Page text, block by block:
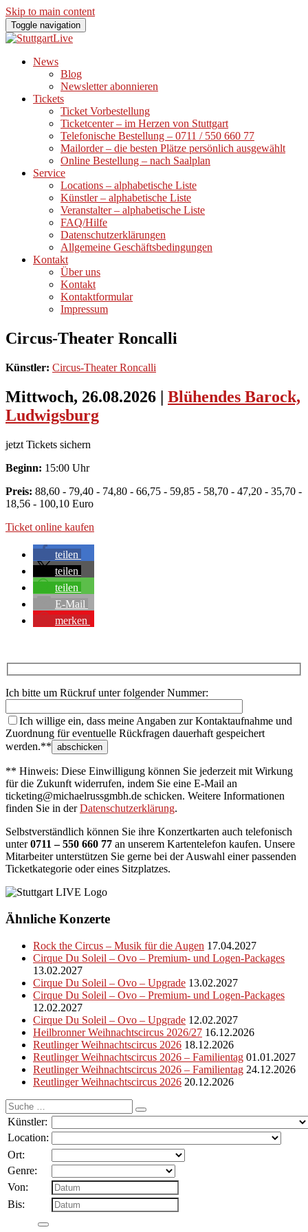
Skip to main content
Toggle navigation
News
Blog
Newsletter abonnieren
Tickets
Ticket Vorbestellung
Ticketcenter – im Herzen von Stuttgart
Telefonische Bestellung – 0711 / 550 660 77
Mailorder – die besten Plätze persönlich ausgewählt
Online Bestellung – nach Saalplan
Service
Locations – alphabetische Liste
Künstler – alphabetische Liste
Veranstalter – alphabetische Liste
FAQ/Hilfe
Datenschutzerklärungen
Allgemeine Geschäftsbedingungen
Kontakt
Über uns
Kontakt
Kontaktformular
Impressum
Circus-Theater Roncalli
Künstler: Circus-Theater Roncalli
Mittwoch, 26.08.2026 | Blühendes Barock,
Ludwigsburg
jetzt Tickets sichern
Beginn: 15:00 Uhr
Preis: 88,60 - 79,40 - 74,80 - 66,75 - 59,85 - 58,70 - 47,20 - 35,70 -
18,56 - 100,10 Euro
Ticket online kaufen
teilen
teilen
teilen
E-Mail
merken
Ich bitte um Rückruf unter folgender Nummer:
Ich willige ein, dass meine Angaben zur Kontaktaufnahme und
Zuordnung für eventuelle Rückfragen dauerhaft gespeichert
werden.**
** Hinweis: Diese Einwilligung können Sie jederzeit mit Wirkung
für die Zukunft widerrufen, indem Sie eine E-Mail an
ticketing@michaelrussgmbh.de schicken. Weitere Informationen
finden Sie in derDatenschutzerklärung.
Selbstverständlich können Sie ihre Konzertkarten auch telefonisch
unter0711 – 550 660 77 an unserem Kartentelefon kaufen. Unsere
Mitarbeiter unterstützen Sie gerne bei der Auswahl einer passenden
Ticketkategorie oder eines Sitzplatzes.
Ähnliche Konzerte
Rock the Circus – Musik für die Augen 17.04.2027
Cirque Du Soleil – Ovo – Premium- und Logen-Packages
13.02.2027
Cirque Du Soleil – Ovo – Upgrade 13.02.2027
Cirque Du Soleil – Ovo – Premium- und Logen-Packages
12.02.2027
Cirque Du Soleil – Ovo – Upgrade 12.02.2027
Heilbronner Weihnachtscircus 2026/27 16.12.2026
Reutlinger Weihnachtscircus 2026 18.12.2026
Reutlinger Weihnachtscircus 2026 – Familientag 01.01.2027
Reutlinger Weihnachtscircus 2026 – Familientag 24.12.2026
Reutlinger Weihnachtscircus 2026 20.12.2026
Suche
nach:
Künstler:
Location:
Ort:
Genre:
Von:
Bis: